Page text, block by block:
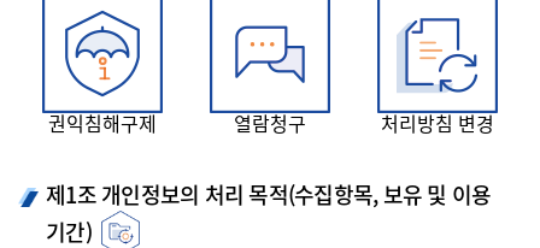
권익침해구제 열람청구 처리방침 변경
제1조 개인정보의 처리 목적(수집항목, 보유 및 이용
기간)